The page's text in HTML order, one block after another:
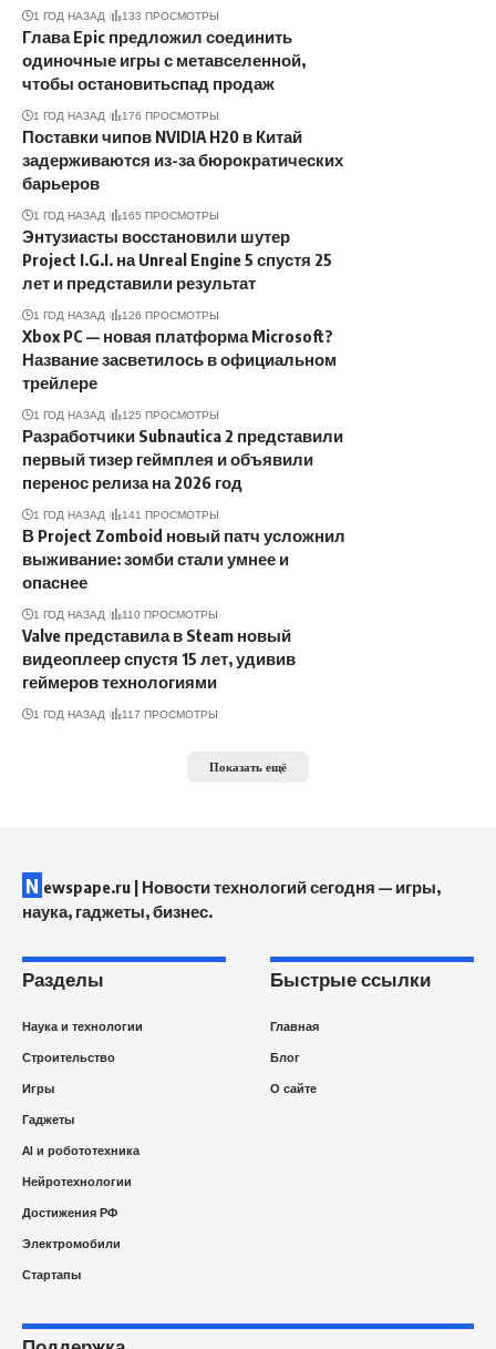
1 ГОД НАЗАД 133 ПРОСМОТРЫ
Глава Epic предложил соединить
одиночные игры с метавселенной,
чтобы остановитьспад продаж
1 ГОД НАЗАД 176 ПРОСМОТРЫ
Поставки чипов NVIDIA H20 в Китай
задерживаются из-за бюрократических
барьеров
1 ГОД НАЗАД 165 ПРОСМОТРЫ
Энтузиасты восстановили шутер
Project I.G.I. на Unreal Engine 5 спустя 25
лет и представили результат
1 ГОД НАЗАД 126 ПРОСМОТРЫ
Xbox PC — новая платформа Microsoft?
Название засветилось в официальном
трейлере
1 ГОД НАЗАД 125 ПРОСМОТРЫ
Разработчики Subnautica 2 представили
первый тизер геймплея и объявили
перенос релиза на 2026 год
1 ГОД НАЗАД 141 ПРОСМОТРЫ
В Project Zomboid новый патч усложнил
выживание: зомби стали умнее и
опаснее
1 ГОД НАЗАД 110 ПРОСМОТРЫ
Valve представила в Steam новый
видеоплеер спустя 15 лет, удивив
геймеров технологиями
1 ГОД НАЗАД 117 ПРОСМОТРЫ
Показать ещё
N ewspape.ru | Новости технологий сегодня — игры,
наука, гаджеты, бизнес.
Разделы
Наука и технологии
Строительство
Игры
Гаджеты
AI и робототехника
Нейротехнологии
Достижения РФ
Электромобили
Стартапы
Быстрые ссылки
Главная
Блог
О сайте